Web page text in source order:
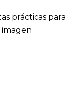
prácticas para